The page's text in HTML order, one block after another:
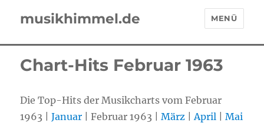
musikhimmel.de MENÜ
Chart-Hits Februar 1963
Die Top-Hits der Musikcharts vom Februar
1963 |Januar | Februar 1963 |März |April |Mai